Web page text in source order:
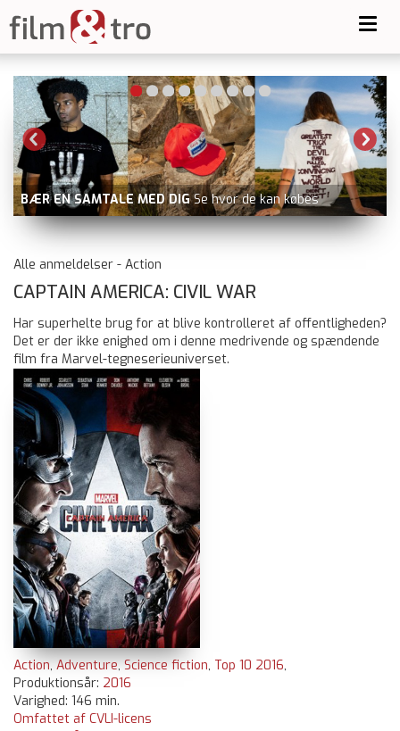
BLUE MOON nu på Viaplay
Alle anmeldelser - Action
CAPTAIN AMERICA: CIVIL WAR
Har superhelte brug for at blive kontrolleret af offentligheden?
Det er der ikke enighed om i denne medrivende og spændende
film fra Marvel-tegneserieuniverset.
Action,Adventure,Science fiction, Top 10 2016,
Produktionsår: 2016
Varighed: 146 min.
Omfattet af CVLI-licens